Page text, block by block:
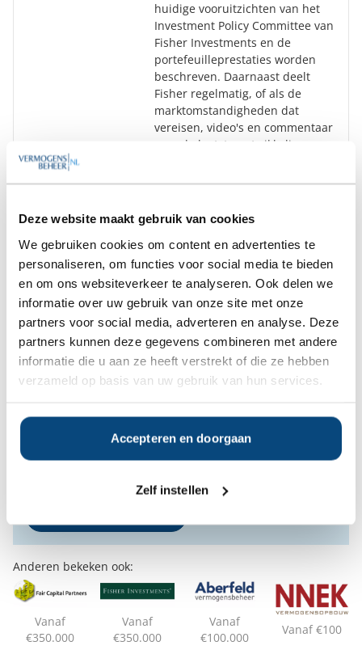
Deze website maakt gebruik van cookies
We gebruiken cookies om content en advertenties te
personaliseren, om functies voor social media te bieden
en om ons websiteverkeer te analyseren. Ook delen we
informatie over uw gebruik van onze site met onze
partners voor social media, adverteren en analyse. Deze
partners kunnen deze gegevens combineren met andere
informatie die u aan ze heeft verstrekt of die ze hebben
verzameld op basis van uw gebruik van hun services.
Accepteren en doorgaan
Zelf instellen
huidige vooruitzichten van het
Investment Policy Committee van
Fisher Investments en de
portefeuilleprestaties worden
beschreven. Daarnaast deelt
Fisher regelmatig, of als de
marktomstandigheden dat
vereisen, video's en commentaar
over de laatste ontwikkelingen op
portefeuille
toegang tot hun
online portaal van hun
depotbank.
Op zoek naar de beste
vermogensbeheerder?
Bent u op zoek naar de voor u beste
vermogensbeheerder?
SelectieRapport aan. Per e-mail ontvangt u
een selectie van goede vermogensbeheerders die het
beste passen bij uw persoonlijke situatie, wensen en
Anderen bekeken ook:
Vanaf
€350.000
Vanaf
€350.000
Vanaf
€100.000
Vanaf €100